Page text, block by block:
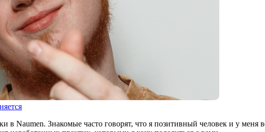
в Naumen. Знакомые часто говорят, что я позитивный человек и у меня